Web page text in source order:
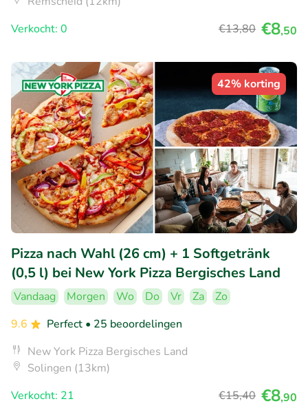
Verkocht: 0
€13,80 €8,50
42% korting
Pizza nach Wahl (26 cm) + 1 Softgetränk
(0,5 l) bei New York Pizza Bergisches Land
Vandaag Morgen Wo Do Vr Za
Zo
9.6
Perfect • 25 beoordelingen
New York Pizza Bergisches Land
Solingen (13km)
Verkocht: 21
€15,40 €8,90